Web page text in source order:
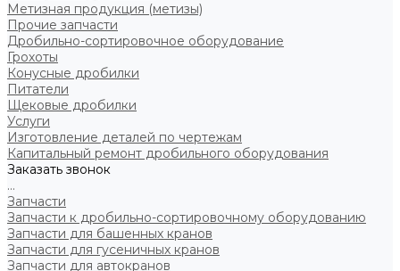
Метизная продукция (метизы)
Прочие запчасти
Дробильно-сортировочное оборудование
Грохоты
Конусные дробилки
Питатели
Щековые дробилки
Услуги
Изготовление деталей по чертежам
Капитальный ремонт дробильного оборудования
Заказать звонок
...
Запчасти
Запчасти к дробильно-сортировочному оборудованию
Запчасти для башенных кранов
Запчасти для гусеничных кранов
Запчасти для автокранов